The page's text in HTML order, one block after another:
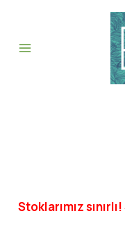
Stoklarımız